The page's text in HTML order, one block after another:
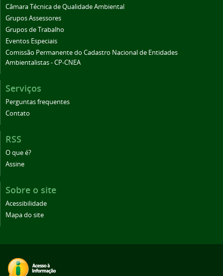
Câmara Técnica de Qualidade Ambiental
Grupos Assessores
Grupos de Trabalho
Eventos Especiais
Comissão Permanente do Cadastro Nacional de Entidades
Ambientalistas - CP-CNEA
Serviços
Perguntas frequentes
Contato
RSS
O que é?
Assine
Sobre o site
Acessibilidade
Mapa do site